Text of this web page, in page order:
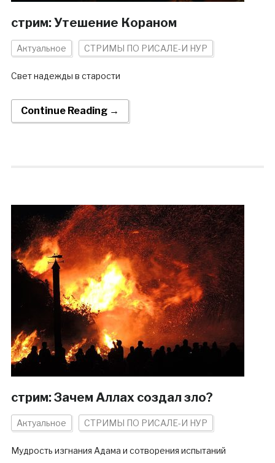
стрим: Утешение Кораном
Актуальное СТРИМЫ ПО РИСАЛЕ-И НУР
Свет надежды в старости
Continue Reading →
стрим: Зачем Аллах создал зло?
Актуальное СТРИМЫ ПО РИСАЛЕ-И НУР
Мудрость изгнания Адама и сотворения испытаний